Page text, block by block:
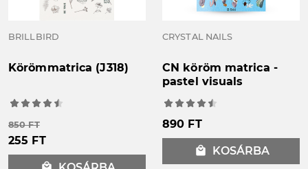
BRILLBIRD
Körömmatrica (J318)
850 FT
255 FT
CRYSTAL NAILS
CN köröm matrica -
pastel visuals
890 FT
local_mall KOSÁRBA